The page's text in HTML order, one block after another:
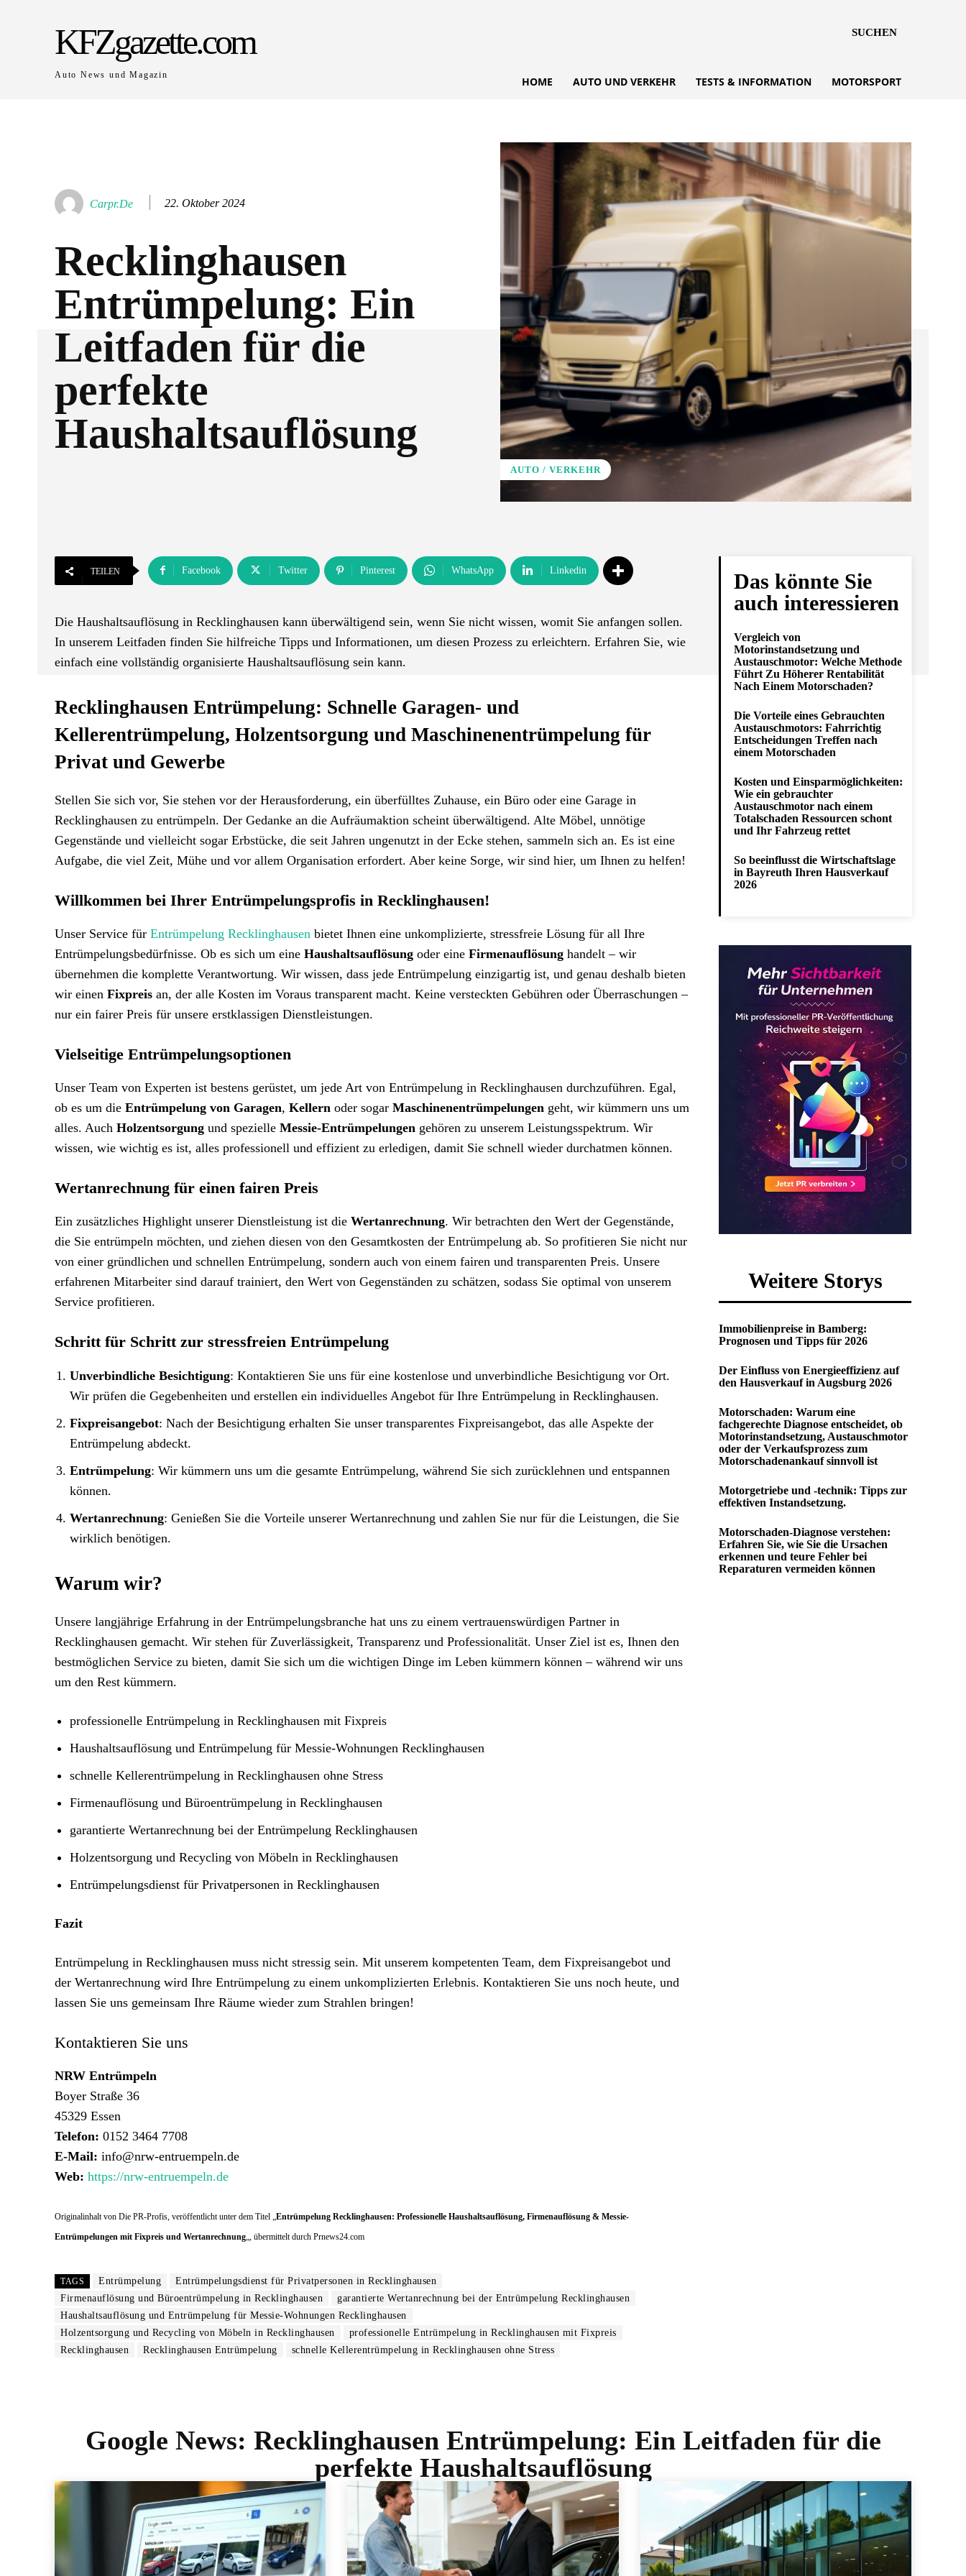
KFZgazette.com
Auto News und Magazin
SUCHEN
HOME AUTO UND VERKEHR TESTS & INFORMATION MOTORSPORT
Carpr.de 22. Oktober 2024
Recklinghausen
Entrümpelung: Ein
Leitfaden für die
perfekte
Haushaltsauflösung
AUTO / VERKEHR
TEILEN Facebook Twitter Pinterest WhatsApp Linkedin
Die Haushaltsauflösung in Recklinghausen kann überwältigend sein, wenn Sie nicht wissen, womit Sie anfangen sollen.
In unserem Leitfaden finden Sie hilfreiche Tipps und Informationen, um diesen Prozess zu erleichtern. Erfahren Sie, wie
einfach eine vollständig organisierte Haushaltsauflösung sein kann.
Recklinghausen Entrümpelung: Schnelle Garagen- und
Kellerentrümpelung, Holzentsorgung und Maschinenentrümpelung für
Privat und Gewerbe
Stellen Sie sich vor, Sie stehen vor der Herausforderung, ein überfülltes Zuhause, ein Büro oder eine Garage in
Recklinghausen zu entrümpeln. Der Gedanke an die Aufräumaktion scheint überwältigend. Alte Möbel, unnötige
Gegenstände und vielleicht sogar Erbstücke, die seit Jahren ungenutzt in der Ecke stehen, sammeln sich an. Es ist eine
Aufgabe, die viel Zeit, Mühe und vor allem Organisation erfordert. Aber keine Sorge, wir sind hier, um Ihnen zu helfen!
Willkommen bei Ihrer Entrümpelungsprofis in Recklinghausen!
Unser Service für Entrümpelung Recklinghausen bietet Ihnen eine unkomplizierte, stressfreie Lösung für all Ihre
Entrümpelungsbedürfnisse. Ob es sich um eine Haushaltsauflösung oder eine Firmenauflösung handelt – wir
übernehmen die komplette Verantwortung. Wir wissen, dass jede Entrümpelung einzigartig ist, und genau deshalb bieten
wir einen Fixpreis an, der alle Kosten im Voraus transparent macht. Keine versteckten Gebühren oder Überraschungen –
nur ein fairer Preis für unsere erstklassigen Dienstleistungen.
Vielseitige Entrümpelungsoptionen
Unser Team von Experten ist bestens gerüstet, um jede Art von Entrümpelung in Recklinghausen durchzuführen. Egal,
ob es um die Entrümpelung von Garagen, Kellern oder sogar Maschinenentrümpelungen geht, wir kümmern uns um
alles. Auch Holzentsorgung und spezielle Messie-Entrümpelungen gehören zu unserem Leistungsspektrum. Wir
wissen, wie wichtig es ist, alles professionell und effizient zu erledigen, damit Sie schnell wieder durchatmen können.
Wertanrechnung für einen fairen Preis
Ein zusätzliches Highlight unserer Dienstleistung ist die Wertanrechnung. Wir betrachten den Wert der Gegenstände,
die Sie entrümpeln möchten, und ziehen diesen von den Gesamtkosten der Entrümpelung ab. So profitieren Sie nicht nur
von einer gründlichen und schnellen Entrümpelung, sondern auch von einem fairen und transparenten Preis. Unsere
erfahrenen Mitarbeiter sind darauf trainiert, den Wert von Gegenständen zu schätzen, sodass Sie optimal von unserem
Service profitieren.
Schritt für Schritt zur stressfreien Entrümpelung
Unverbindliche Besichtigung: Kontaktieren Sie uns für eine kostenlose und unverbindliche Besichtigung vor Ort.
Wir prüfen die Gegebenheiten und erstellen ein individuelles Angebot für Ihre Entrümpelung in Recklinghausen.
Fixpreisangebot: Nach der Besichtigung erhalten Sie unser transparentes Fixpreisangebot, das alle Aspekte der
Entrümpelung abdeckt.
Entrümpelung: Wir kümmern uns um die gesamte Entrümpelung, während Sie sich zurücklehnen und entspannen
können.
Wertanrechnung: Genießen Sie die Vorteile unserer Wertanrechnung und zahlen Sie nur für die Leistungen, die Sie
wirklich benötigen.
Warum wir?
Unsere langjährige Erfahrung in der Entrümpelungsbranche hat uns zu einem vertrauenswürdigen Partner in
Recklinghausen gemacht. Wir stehen für Zuverlässigkeit, Transparenz und Professionalität. Unser Ziel ist es, Ihnen den
bestmöglichen Service zu bieten, damit Sie sich um die wichtigen Dinge im Leben kümmern können – während wir uns
um den Rest kümmern.
professionelle Entrümpelung in Recklinghausen mit Fixpreis
Haushaltsauflösung und Entrümpelung für Messie-Wohnungen Recklinghausen
schnelle Kellerentrümpelung in Recklinghausen ohne Stress
Firmenauflösung und Büroentrümpelung in Recklinghausen
garantierte Wertanrechnung bei der Entrümpelung Recklinghausen
Holzentsorgung und Recycling von Möbeln in Recklinghausen
Entrümpelungsdienst für Privatpersonen in Recklinghausen
Fazit
Entrümpelung in Recklinghausen muss nicht stressig sein. Mit unserem kompetenten Team, dem Fixpreisangebot und
der Wertanrechnung wird Ihre Entrümpelung zu einem unkomplizierten Erlebnis. Kontaktieren Sie uns noch heute, und
lassen Sie uns gemeinsam Ihre Räume wieder zum Strahlen bringen!
Kontaktieren Sie uns
NRW Entrümpeln
Boyer Straße 36
45329 Essen
Telefon: 0152 3464 7708
E-Mail: info@nrw-entruempeln.de
Web: https://nrw-entruempeln.de
Originalinhalt von Die PR-Profis, veröffentlicht unter dem Titel „Entrümpelung Recklinghausen: Professionelle Haushaltsauflösung, Firmenauflösung & Messie-
Entrümpelungen mit Fixpreis und Wertanrechnung„, übermittelt durch Prnews24.com
TAGS Entrümpelung
Entrümpelungsdienst für Privatpersonen in Recklinghausen
Firmenauflösung und Büroentrümpelung in Recklinghausen
garantierte Wertanrechnung bei der Entrümpelung Recklinghausen
Haushaltsauflösung und Entrümpelung für Messie-Wohnungen Recklinghausen
Holzentsorgung und Recycling von Möbeln in Recklinghausen
professionelle Entrümpelung in Recklinghausen mit Fixpreis
Recklinghausen
Recklinghausen Entrümpelung schnelle Kellerentrümpelung in Recklinghausen ohne Stress
Das könnte Sie
auch interessieren
Vergleich von
Motorinstandsetzung und
Austauschmotor: Welche Methode
Führt Zu Höherer Rentabilität
Nach Einem Motorschaden?
Die Vorteile eines Gebrauchten
Austauschmotors: Fahrrichtig
Entscheidungen Treffen nach
einem Motorschaden
Kosten und Einsparmöglichkeiten:
Wie ein gebrauchter
Austauschmotor nach einem
Totalschaden Ressourcen schont
und Ihr Fahrzeug rettet
So beeinflusst die Wirtschaftslage
in Bayreuth Ihren Hausverkauf
2026
Weitere Storys
Immobilienpreise in Bamberg:
Prognosen und Tipps für 2026
Der Einfluss von Energieeffizienz auf
den Hausverkauf in Augsburg 2026
Motorschaden: Warum eine
fachgerechte Diagnose entscheidet, ob
Motorinstandsetzung, Austauschmotor
oder der Verkaufsprozess zum
Motorschadenankauf sinnvoll ist
Motorgetriebe und -technik: Tipps zur
effektiven Instandsetzung.
Motorschaden-Diagnose verstehen:
Erfahren Sie, wie Sie die Ursachen
erkennen und teure Fehler bei
Reparaturen vermeiden können
Google News: Recklinghausen Entrümpelung: Ein Leitfaden für die
perfekte Haushaltsauflösung